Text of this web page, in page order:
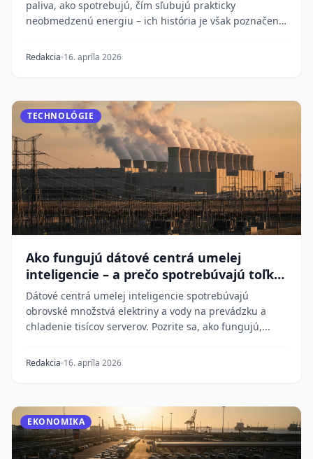
paliva, ako spotrebujú, čím sľubujú prakticky
neobmedzenú energiu – ich história je však poznačená
Redakcia 16. apríla 2026
TECHNOLÓGIE
Ako fungujú dátové centrá umelej
inteligencie – a prečo spotrebúvajú toľko
energie
Dátové centrá umelej inteligencie spotrebúvajú
obrovské množstvá elektriny a vody na prevádzku a
chladenie tisícov serverov. Pozrite sa, ako fungujú,...
Redakcia 16. apríla 2026
EKONOMIKA